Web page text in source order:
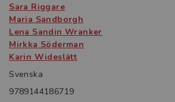
Sara Riggare
Maria Sandborgh
Lena Sandin Wranker
Mirkka Söderman
Karin Wideslätt
Svenska
9789144186719